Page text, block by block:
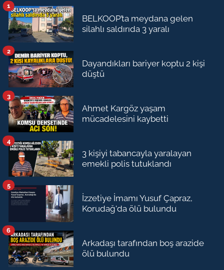
BELKOOP’ta meydana gelen
silahlı saldırıda 3 yaralı
1
Dayandıkları bariyer koptu 2 kişi
düştü
2
Ahmet Kargöz yaşam
mücadelesini kaybetti
3
3 kişiyi tabancayla yaralayan
emekli polis tutuklandı
4
İzzetiye İmamı Yusuf Çapraz,
Korudağ'da ölü bulundu
5
Arkadaşı tarafından boş arazide
ölü bulundu
6